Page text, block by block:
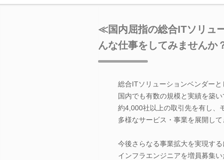
≪国内屈指の総合ITソリュ
んな仕事をしてみませんか
総合ITソリューションベンダーと
国内でも有数の規模と実績を築い
約4,000社以上の取引先を有し、
多様なサービス・事業を展開して
今後さらなる事業拡大を実現する
インフラエンジニアを増員募集い